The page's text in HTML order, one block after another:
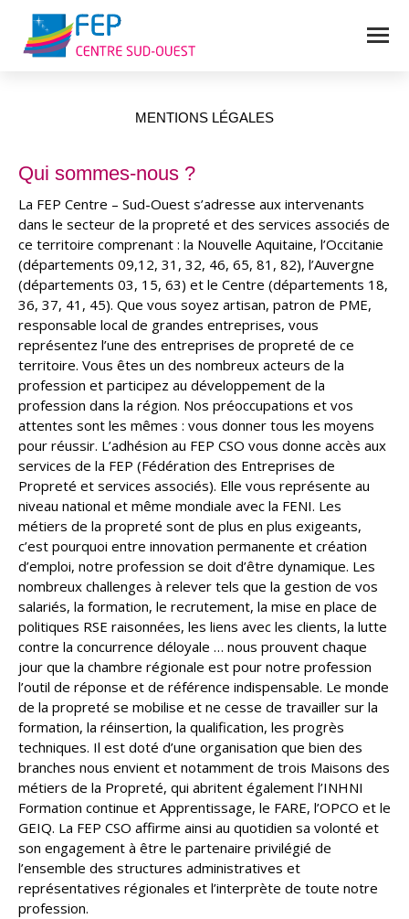
MENTIONS LÉGALES
Qui sommes-nous ?
La FEP Centre – Sud-Ouest s’adresse aux intervenants
dans le secteur de la propreté et des services associés de
ce territoire comprenant : la Nouvelle Aquitaine, l’Occitanie
(départements 09,12, 31, 32, 46, 65, 81, 82), l’Auvergne
(départements 03, 15, 63) et le Centre (départements 18,
36, 37, 41, 45). Que vous soyez artisan, patron de PME,
responsable local de grandes entreprises, vous
représentez l’une des entreprises de propreté de ce
territoire. Vous êtes un des nombreux acteurs de la
profession et participez au développement de la
profession dans la région. Nos préoccupations et vos
attentes sont les mêmes : vous donner tous les moyens
pour réussir. L’adhésion au FEP CSO vous donne accès aux
services de la FEP (Fédération des Entreprises de
Propreté et services associés). Elle vous représente au
niveau national et même mondiale avec la FENI. Les
métiers de la propreté sont de plus en plus exigeants,
c’est pourquoi entre innovation permanente et création
d’emploi, notre profession se doit d’être dynamique. Les
nombreux challenges à relever tels que la gestion de vos
salariés, la formation, le recrutement, la mise en place de
politiques RSE raisonnées, les liens avec les clients, la lutte
contre la concurrence déloyale … nous prouvent chaque
jour que la chambre régionale est pour notre profession
l’outil de réponse et de référence indispensable. Le monde
de la propreté se mobilise et ne cesse de travailler sur la
formation, la réinsertion, la qualification, les progrès
techniques. Il est doté d’une organisation que bien des
branches nous envient et notamment de trois Maisons des
métiers de la Propreté, qui abritent également l’INHNI
Formation continue et Apprentissage, le FARE, l’OPCO et le
GEIQ. La FEP CSO affirme ainsi au quotidien sa volonté et
son engagement à être le partenaire privilégié de
l’ensemble des structures administratives et
représentatives régionales et l’interprète de toute notre
profession.